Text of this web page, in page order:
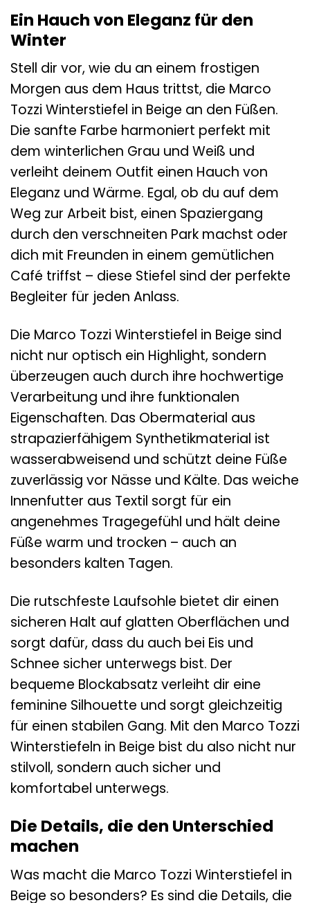
Ein Hauch von Eleganz für den
Winter
Stell dir vor, wie du an einem frostigen
Morgen aus dem Haus trittst, die Marco
Tozzi Winterstiefel in Beige an den Füßen.
Die sanfte Farbe harmoniert perfekt mit
dem winterlichen Grau und Weiß und
verleiht deinem Outfit einen Hauch von
Eleganz und Wärme. Egal, ob du auf dem
Weg zur Arbeit bist, einen Spaziergang
durch den verschneiten Park machst oder
dich mit Freunden in einem gemütlichen
Café triffst – diese Stiefel sind der perfekte
Begleiter für jeden Anlass.
Die Marco Tozzi Winterstiefel in Beige sind
nicht nur optisch ein Highlight, sondern
überzeugen auch durch ihre hochwertige
Verarbeitung und ihre funktionalen
Eigenschaften. Das Obermaterial aus
strapazierfähigem Synthetikmaterial ist
wasserabweisend und schützt deine Füße
zuverlässig vor Nässe und Kälte. Das weiche
Innenfutter aus Textil sorgt für ein
angenehmes Tragegefühl und hält deine
Füße warm und trocken – auch an
besonders kalten Tagen.
Die rutschfeste Laufsohle bietet dir einen
sicheren Halt auf glatten Oberflächen und
sorgt dafür, dass du auch bei Eis und
Schnee sicher unterwegs bist. Der
bequeme Blockabsatz verleiht dir eine
feminine Silhouette und sorgt gleichzeitig
für einen stabilen Gang. Mit den Marco Tozzi
Winterstiefeln in Beige bist du also nicht nur
stilvoll, sondern auch sicher und
komfortabel unterwegs.
Die Details, die den Unterschied
machen
Was macht die Marco Tozzi Winterstiefel in
Beige so besonders? Es sind die Details, die